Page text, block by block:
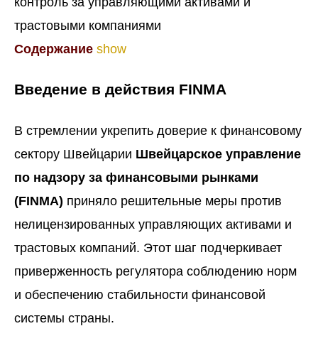
трастовыми компаниями
Содержание show
Введение в действия FINMA
В стремлении укрепить доверие к финансовому
сектору Швейцарии Швейцарское управление
по надзору за финансовыми рынками
(FINMA) приняло решительные меры против
нелицензированных управляющих активами и
трастовых компаний. Этот шаг подчеркивает
приверженность регулятора соблюдению норм
и обеспечению стабильности финансовой
системы страны.